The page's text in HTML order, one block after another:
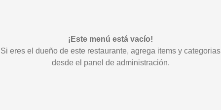
¡Este menú está vacío!
Si eres el dueño de este restaurante, agrega items y categorias
desde el panel de administración.